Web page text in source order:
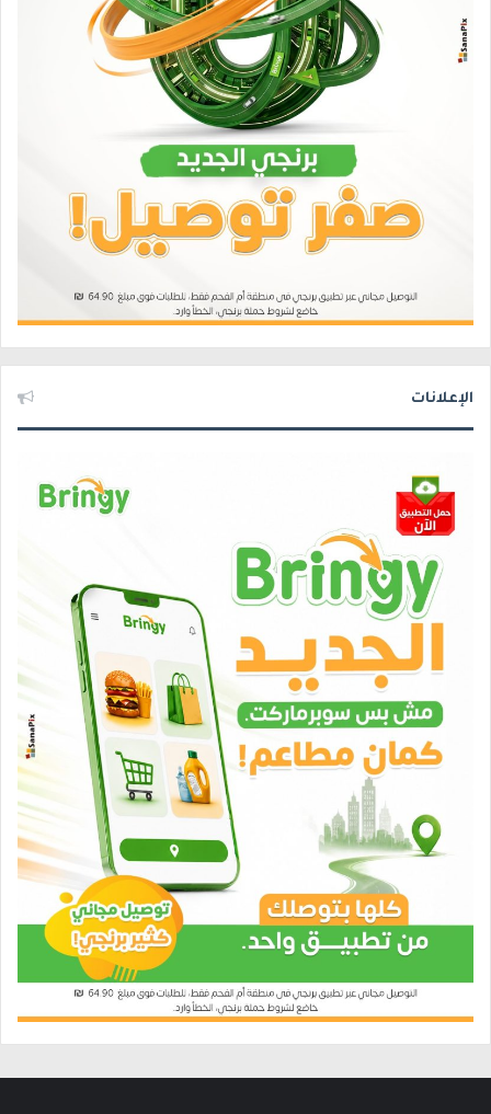
الإعلانات